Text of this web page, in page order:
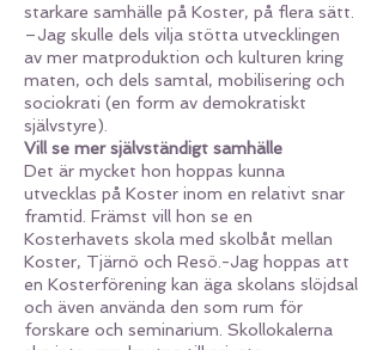
starkare samhälle på Koster, på flera sätt.
–Jag skulle dels vilja stötta utvecklingen
av mer matproduktion och kulturen kring
maten, och dels samtal, mobilisering och
sociokrati (en form av demokratiskt
självstyre).
Vill se mer självständigt samhälle
Det är mycket hon hoppas kunna
utvecklas på Koster inom en relativt snar
framtid. Främst vill hon se en
Kosterhavets skola med skolbåt mellan
Koster, Tjärnö och Resö.-Jag hoppas att
en Kosterförening kan äga skolans slöjdsal
och även använda den som rum för
forskare och seminarium. Skollokalerna